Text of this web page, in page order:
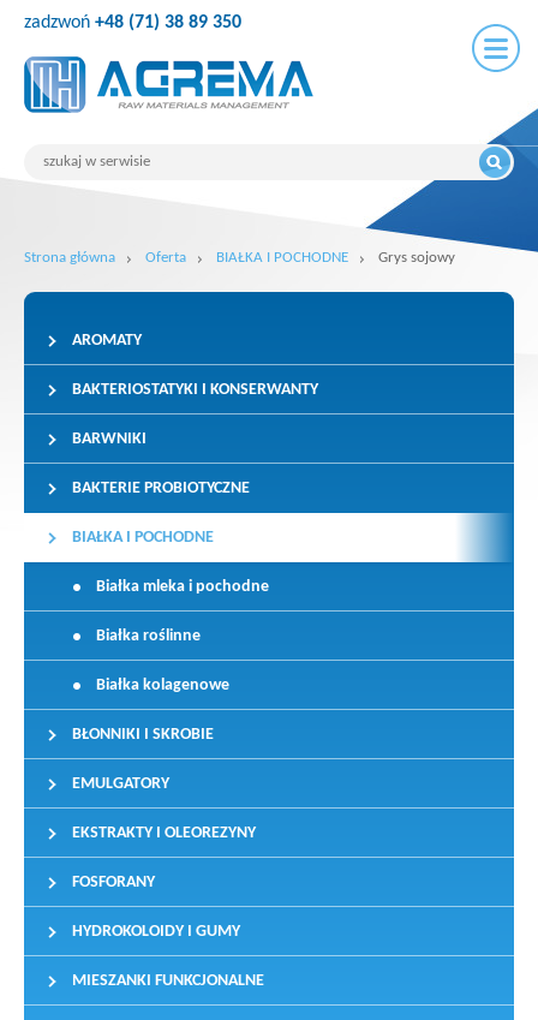
zadzwoń +48 (71) 38 89 350
Strona główna Oferta BIAŁKA I POCHODNE Grys sojowy
AROMATY
BAKTERIOSTATYKI I KONSERWANTY
BARWNIKI
BAKTERIE PROBIOTYCZNE
BIAŁKA I POCHODNE
Białka mleka i pochodne
Białka roślinne
Białka kolagenowe
BŁONNIKI I SKROBIE
EMULGATORY
EKSTRAKTY I OLEOREZYNY
FOSFORANY
HYDROKOLOIDY I GUMY
MIESZANKI FUNKCJONALNE